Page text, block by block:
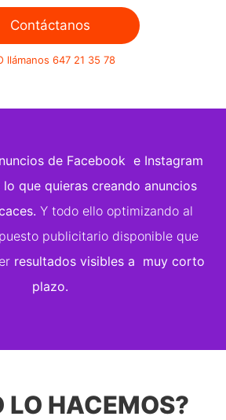
Contáctanos
llámanos 647 21 35 78
deFacebook e Instagram
que quieras creando anuncios
Y todo ello optimizando al
publicitario disponible que
resultados visibles a muy corto
plazo.
LO HACEMOS?